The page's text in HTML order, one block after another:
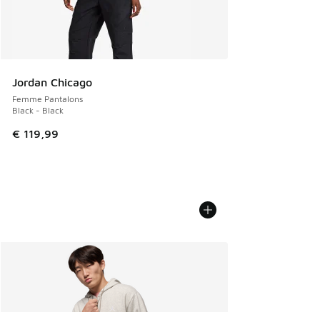
Jordan Chicago
Femme Pantalons
Black - Black
€ 119,99